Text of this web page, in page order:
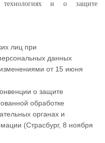
технологиях и о защите
лиц при
данных
от 15 июня
о защите
обработке
органах и
(Страсбург, 8 ноября